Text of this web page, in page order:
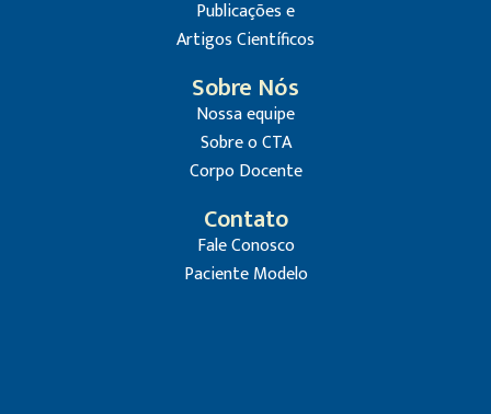
Publicações e
Artigos Científicos
Sobre Nós
Nossa equipe
Sobre o CTA
Corpo Docente
Contato
Fale Conosco
Paciente Modelo